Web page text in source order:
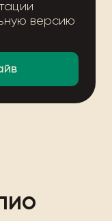
версию